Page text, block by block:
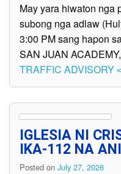
May yara hiwaton nga
subong nga adlaw
3:00 PM sang hapon
SAN JUAN
TRAFFIC ADVISORY
IGLESIA NI
IKA-112 NA
Posted on July 27, 2026